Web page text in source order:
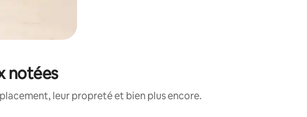
notées
leur propreté et bien plus encore.